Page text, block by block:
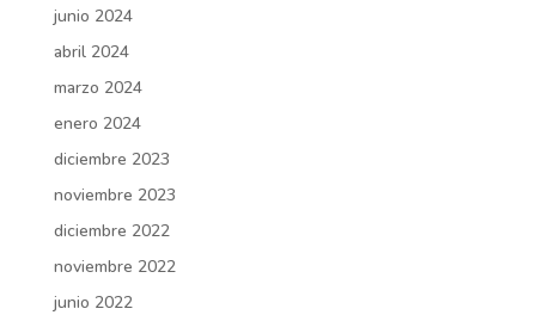
junio 2024
abril 2024
marzo 2024
enero 2024
diciembre 2023
noviembre 2023
diciembre 2022
noviembre 2022
junio 2022